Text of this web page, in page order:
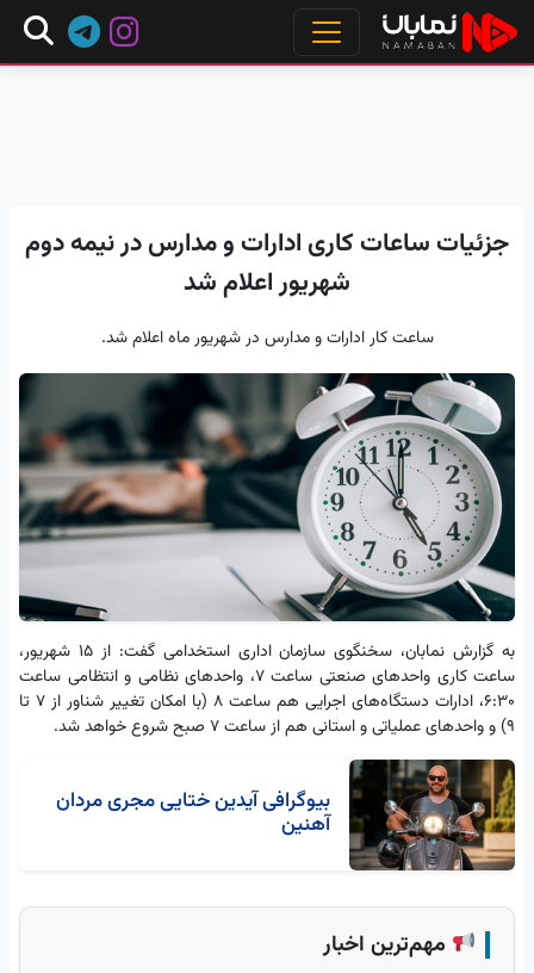
جزئیات ساعات کاری ادارات و مدارس در نیمه دوم
شهریور اعلام شد
ساعت کار ادارات و مدارس در شهریور ماه اعلام شد.
به گزارش نمابان، سخنگوی سازمان اداری استخدامی گفت: از ۱۵ شهریور،
ساعت کاری واحدهای صنعتی ساعت ۷، واحدهای نظامی و انتظامی ساعت
۶:۳۰، ادارات دستگاه‌های اجرایی هم ساعت ۸ (با امکان تغییر شناور از ۷ تا
۹) و واحدهای عملیاتی و استانی هم از ساعت ۷ صبح شروع خواهد شد.
بیوگرافی آیدین ختایی مجری مردان
آهنین
مهم‌ترین اخبار